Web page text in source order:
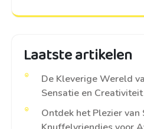
Laatste artikelen
De Kleverige Wereld
Sensatie en Creativiteit
Ontdek het Plezier van